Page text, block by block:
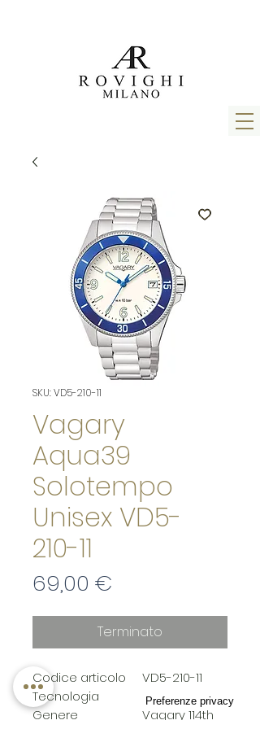
SKU: VD5-210-11
Vagary
Aqua39
Solotempo
Unisex VD5-
210-11
69,00 €
Terminato
Codice articolo
VD5-210-11
Tecnologia
Genere
Vagary 114th